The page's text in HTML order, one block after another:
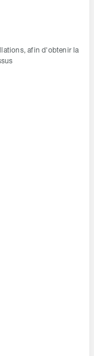
afin d'obtenir la